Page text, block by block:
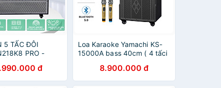
5 TẤC ĐÔI
PRO -
HÁT SIÊU
SÓNG XA 80
đ
Loa Karaoke Yamachi KS-
15000A bass 40cm ( 4 tấci
tại Việt Nam - [ Bảo hành 12
tháng ] - HÀNG CHÍNH
8.900.000 đ